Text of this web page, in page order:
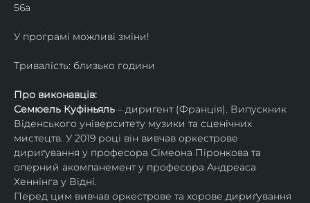
56a
У програмі можливі зміни!
Тривалість: близько години
Про виконавців:
Семюель Куфіньяль – дириґент (Франція). Випускник
Віденського університету музики та сценічних
мистецтв. У 2019 році він вивчав оркестрове
дириґування у професора Сімеона Піронкова та
оперний акомпанемент у професора Андреаса
Хеннінга у Відні.
Перед цим вивчав оркестрове та хорове дириґування